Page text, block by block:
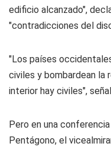
edificio alcanzado",
"contradicciones del
"Los países
civiles y bombardean la
interior hay civiles",
Pero en una
Pentágono, el